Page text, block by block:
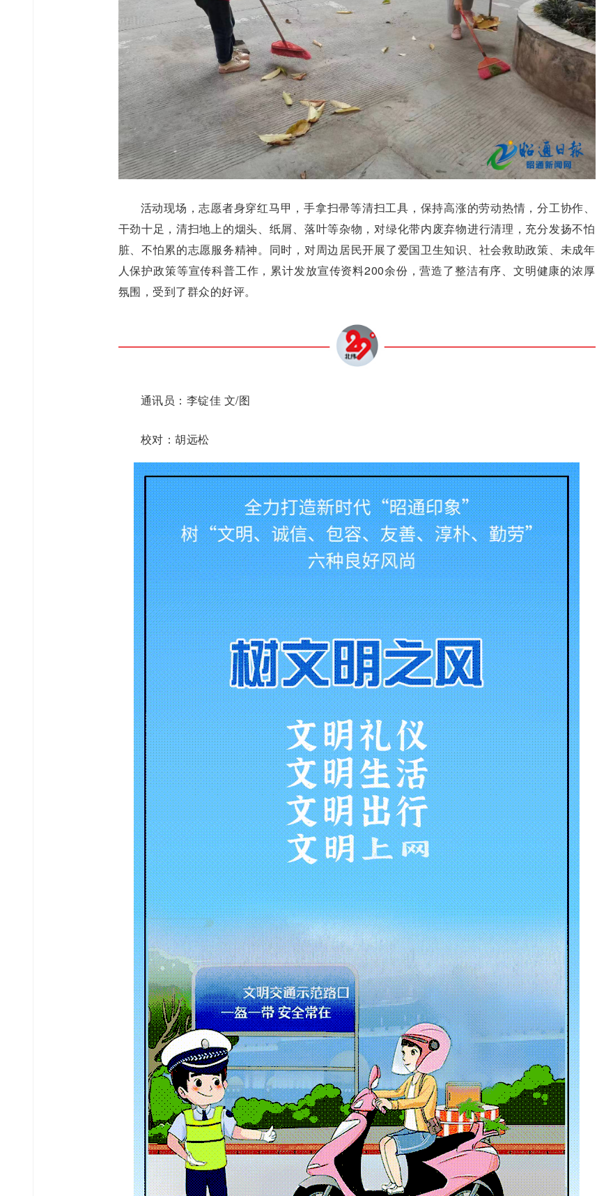
活动现场，志愿者身穿红马甲，手拿扫帚等清扫工具，保持高涨的劳动热情，分工协作、
干劲十足，清扫地上的烟头、纸屑、落叶等杂物，对绿化带内废弃物进行清理，充分发扬不怕
脏、不怕累的志愿服务精神。同时，对周边居民开展了爱国卫生知识、社会救助政策、未成年
人保护政策等宣传科普工作，累计发放宣传资料200余份，营造了整洁有序、文明健康的浓厚
氛围，受到了群众的好评。
通讯员：李锭佳 文/图
校对：胡远松